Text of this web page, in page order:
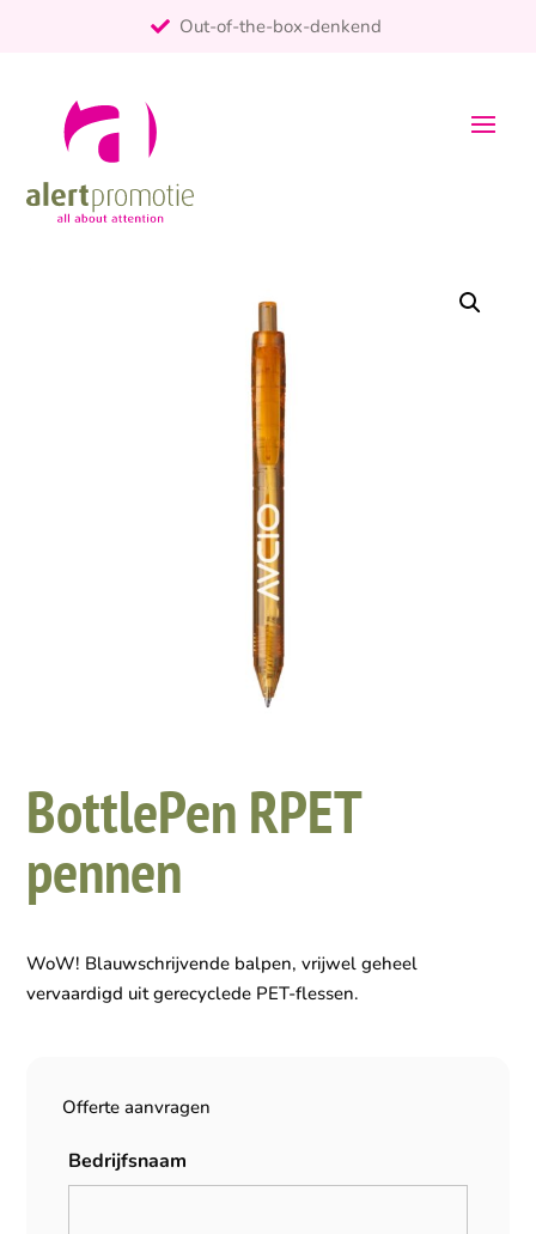
Out-of-the-box-denkend
BottlePen RPET
pennen
WoW! Blauwschrijvende balpen, vrijwel geheel
vervaardigd uit gerecyclede PET-flessen.
Offerte aanvragen
Bedrijfsnaam